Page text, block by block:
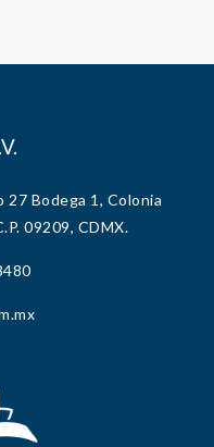
27 Bodega 1, Colonia
09209, CDMX.